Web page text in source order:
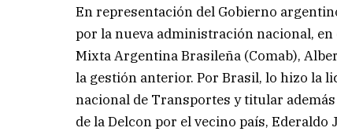
En representación del Gobierno
por la nueva administración nacional,
Mixta Argentina Brasileña (Comab),
la gestión anterior. Por Brasil, lo hizo la
nacional de Transportes y titular
de la Delcon por el vecino país, Ederaldo